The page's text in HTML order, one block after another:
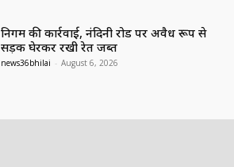
निगम की कार्रवाई, नंदिनी रोड पर अवैध रूप से
सड़क घेरकर रखी रेत जब्त
news36bhilai - August 6, 2026